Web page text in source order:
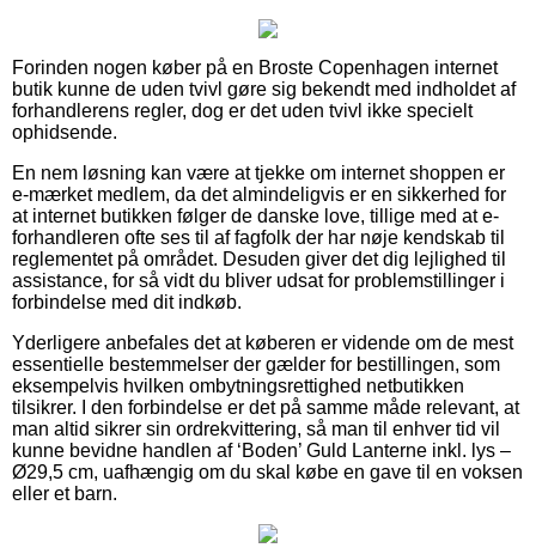
Forinden nogen køber på en Broste Copenhagen internet
butik kunne de uden tvivl gøre sig bekendt med indholdet af
forhandlerens regler, dog er det uden tvivl ikke specielt
ophidsende.
En nem løsning kan være at tjekke om internet shoppen er
e-mærket medlem, da det almindeligvis er en sikkerhed for
at internet butikken følger de danske love, tillige med at e-
forhandleren ofte ses til af fagfolk der har nøje kendskab til
reglementet på området. Desuden giver det dig lejlighed til
assistance, for så vidt du bliver udsat for problemstillinger i
forbindelse med dit indkøb.
Yderligere anbefales det at køberen er vidende om de mest
essentielle bestemmelser der gælder for bestillingen, som
eksempelvis hvilken ombytningsrettighed netbutikken
tilsikrer. I den forbindelse er det på samme måde relevant, at
man altid sikrer sin ordrekvittering, så man til enhver tid vil
kunne bevidne handlen af ‘Boden’ Guld Lanterne inkl. lys –
Ø29,5 cm, uafhængig om du skal købe en gave til en voksen
eller et barn.